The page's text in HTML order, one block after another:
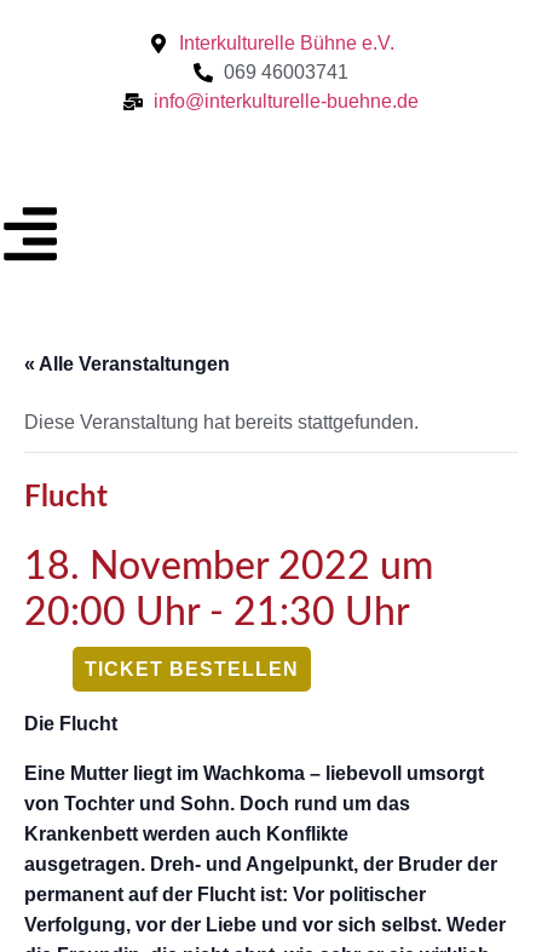
Interkulturelle Bühne e.V.
069 46003741
info@interkulturelle-buehne.de
« Alle Veranstaltungen
Diese Veranstaltung hat bereits stattgefunden.
Flucht
18. November 2022 um
20:00 Uhr- 21:30 Uhr
TICKET BESTELLEN
Die Flucht
Eine Mutter liegt im Wachkoma – liebevoll umsorgt
von Tochter und Sohn. Doch rund um das
Krankenbett werden auch Konflikte
ausgetragen. Dreh- und Angelpunkt, der Bruder der
permanent auf der Flucht ist: Vor politischer
Verfolgung, vor der Liebe und vor sich selbst. Weder